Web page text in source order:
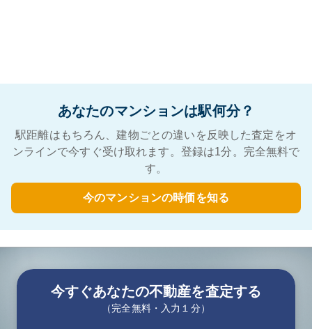
あなたのマンションは駅何分？
駅距離はもちろん、建物ごとの違いを反映した査定をオ
ンラインで今すぐ受け取れます。登録は1分。完全無料で
す。
今のマンションの時価を知る
今すぐあなたの不動産を査定する
（完全無料・入力１分）